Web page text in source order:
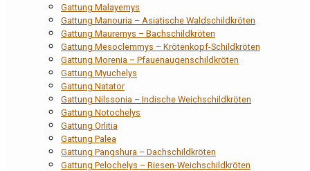
Gattung Malayemys
Gattung Manouria – Asiatische Waldschildkröten
Gattung Mauremys – Bachschildkröten
Gattung Mesoclemmys – Krötenkopf-Schildkröten
Gattung Morenia – Pfauenaugenschildkröten
Gattung Myuchelys
Gattung Natator
Gattung Nilssonia – Indische Weichschildkröten
Gattung Notochelys
Gattung Orlitia
Gattung Palea
Gattung Pangshura – Dachschildkröten
Gattung Pelochelys – Riesen-Weichschildkröten